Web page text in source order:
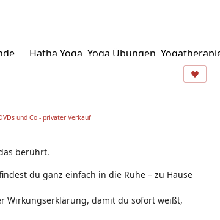
Hatha Yoga, Yoga Übungen,
Schamanismus, Naturspiritualität und
und Co - privater Verkauf
berührt.
du ganz einfach in die Ruhe – zu Hause
Wirkungserklärung, damit du sofort weißt,